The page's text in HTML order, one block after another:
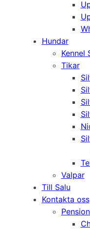
Hundar
Kennel
Tikar
Valpar
Till Salu
Kontakta oss